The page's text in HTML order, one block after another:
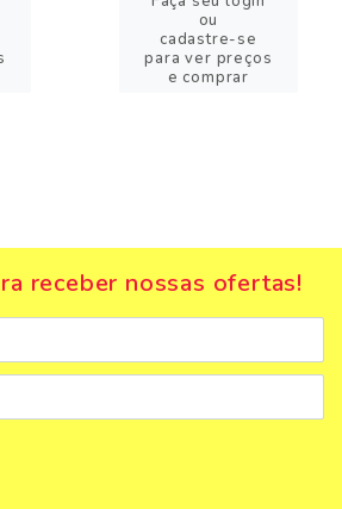
ou
cadastre-se
para ver preços
e comprar
receber nossas ofertas!